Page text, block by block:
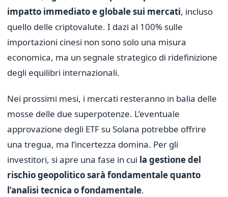
impatto immediato e globale sui mercati, incluso
quello delle criptovalute. I dazi al 100% sulle
importazioni cinesi non sono solo una misura
economica, ma un segnale strategico di ridefinizione
degli equilibri internazionali.
Nei prossimi mesi, i mercati resteranno in balia delle
mosse delle due superpotenze. L’eventuale
approvazione degli ETF su Solana potrebbe offrire
una tregua, ma l’incertezza domina. Per gli
investitori, si apre una fase in cui la gestione del
rischio geopolitico sarà fondamentale quanto
l’analisi tecnica o fondamentale.